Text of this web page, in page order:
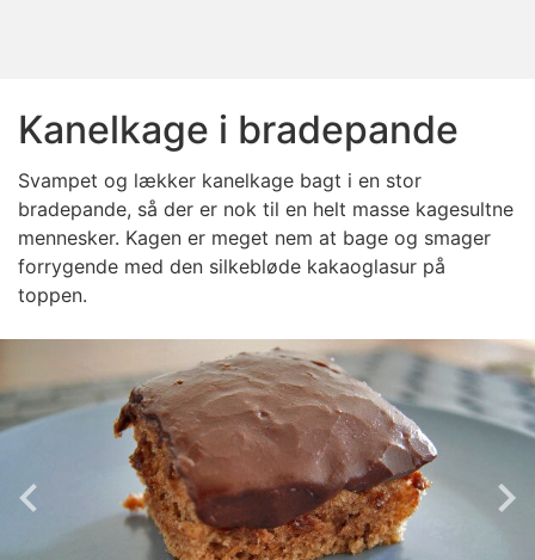
Kanelkage i bradepande
Svampet og lækker kanelkage bagt i en stor
bradepande, så der er nok til en helt masse kagesultne
mennesker. Kagen er meget nem at bage og smager
forrygende med den silkebløde kakaoglasur på
toppen.